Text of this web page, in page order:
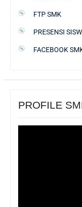
FTP SMK
PRESENSI
FACEBOOK
PROFILE